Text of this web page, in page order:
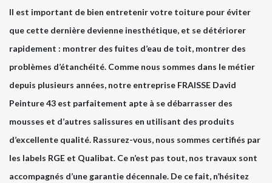
Il est important de bien entretenir votre toiture pour éviter
que cette dernière devienne inesthétique, et se détériorer
rapidement : montrer des fuites d’eau de toit, montrer des
problèmes d’étanchéité. Comme nous sommes dans le métier
depuis plusieurs années, notre entreprise FRAISSE David
Peinture 43 est parfaitement apte à se débarrasser des
mousses et d’autres salissures en utilisant des produits
d’excellente qualité. Rassurez-vous, nous sommes certifiés par
les labels RGE et Qualibat. Ce n’est pas tout, nos travaux sont
accompagnés d’une garantie décennale. De ce fait, n’hésitez